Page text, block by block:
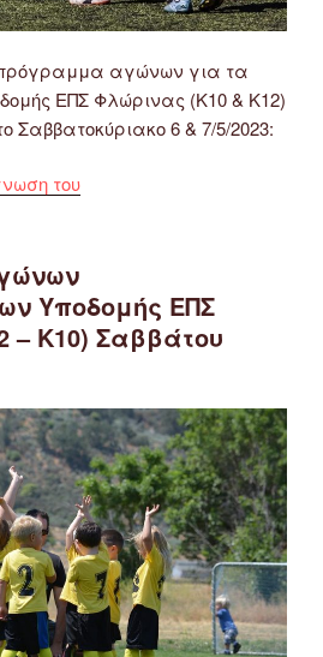
αγώνων για τα
ΕΠΣ Φλώρινας (Κ10 & Κ12)
Σαββατοκύριακο 6 & 7/5/2023:
του“Πρόγραμμα
ΕΠΣ
Φλώρινας
(Κ10
Κ12)
Σαββατοκύριακου
6
&
7/5/2023”
Υποδομής ΕΠΣ
– Κ10) Σαββάτου